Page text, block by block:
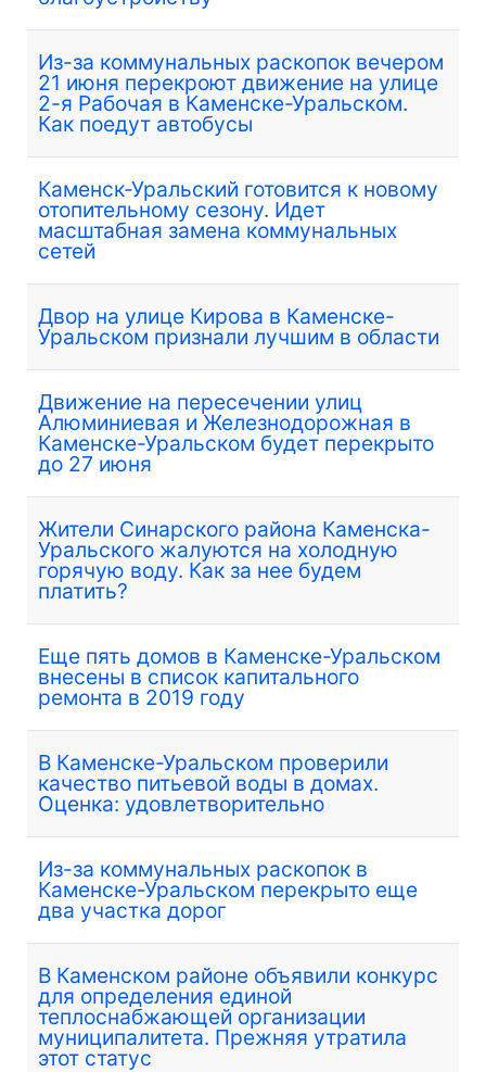
Из-за коммунальных раскопок вечером
21 июня перекроют движение на улице
2-я Рабочая в Каменске-Уральском.
Как поедут автобусы
Каменск-Уральский готовится к новому
отопительному сезону. Идет
масштабная замена коммунальных
сетей
Двор на улице Кирова в Каменске-
Уральском признали лучшим в области
Движение на пересечении улиц
Алюминиевая и Железнодорожная в
Каменске-Уральском будет перекрыто
до 27 июня
Жители Синарского района Каменска-
Уральского жалуются на холодную
горячую воду. Как за нее будем
платить?
Еще пять домов в Каменске-Уральском
внесены в список капитального
ремонта в 2019 году
В Каменске-Уральском проверили
качество питьевой воды в домах.
Оценка: удовлетворительно
Из-за коммунальных раскопок в
Каменске-Уральском перекрыто еще
два участка дорог
В Каменском районе объявили конкурс
для определения единой
теплоснабжающей организации
муниципалитета. Прежняя утратила
этот статус